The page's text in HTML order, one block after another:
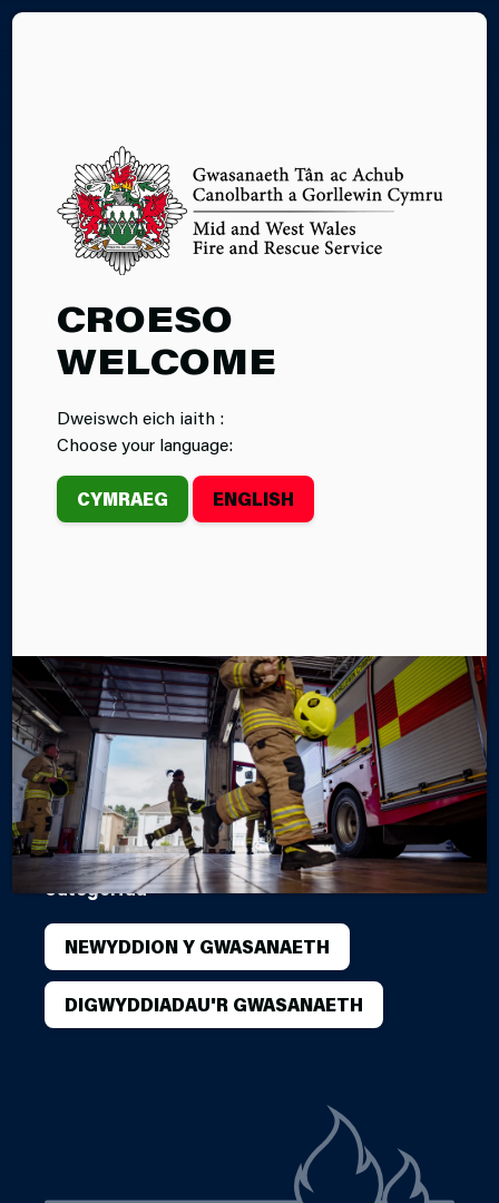
CROESO
WELCOME
Dweiswch eich iaith :
Choose your language:
CYMRAEG ENGLISH
10.06.2026
DIFFODDWYR
TÂN YN
CYSTADLU YN
HER
2026
Ddydd Sadwrn, Mehefin 6ed, daeth Diffoddwyr Tân
o bob cwr o'r DU ynghyd yn Abertawe i gystadlu yn
Her Diffoddwyr Tân Cymru, a gynhaliwyd yn Arena
Abertawe.
Gan Steffan John
Categorïau
NEWYDDION Y GWASANAETH
DIGWYDDIADAU'R GWASANAETH